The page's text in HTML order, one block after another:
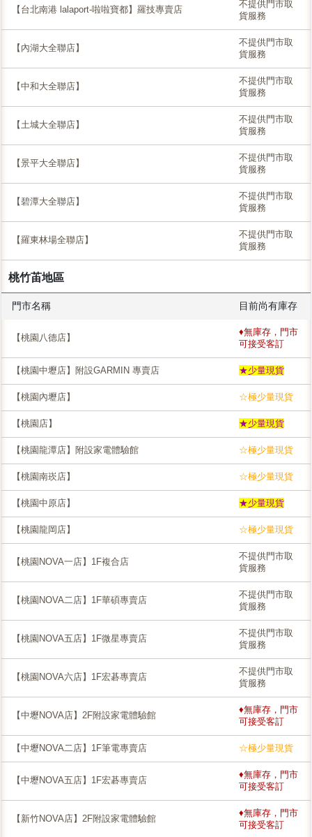
【台北南港 lalaport-啦啦寶都】羅技專賣店
不提供門市取
貨服務
【內湖大全聯店】
不提供門市取
貨服務
【中和大全聯店】
不提供門市取
貨服務
【土城大全聯店】
不提供門市取
貨服務
【景平大全聯店】
不提供門市取
貨服務
【碧潭大全聯店】
不提供門市取
貨服務
【羅東林場全聯店】
不提供門市取
貨服務
桃竹苖地區
門市名稱 目前尚有庫存
【桃園八德店】
♦無庫存，門市
可接受客訂
【桃園中壢店】附設GARMIN 專賣店 ★少量現貨
【桃園內壢店】 ☆極少量現貨
【桃園店】 ★少量現貨
【桃園龍潭店】附設家電體驗館 ☆極少量現貨
【桃園南崁店】 ☆極少量現貨
【桃園中原店】 ★少量現貨
【桃園龍岡店】 ☆極少量現貨
【桃園NOVA一店】1F複合店
不提供門市取
貨服務
【桃園NOVA二店】1F華碩專賣店
不提供門市取
貨服務
【桃園NOVA五店】1F微星專賣店
不提供門市取
貨服務
【桃園NOVA六店】1F宏碁專賣店
不提供門市取
貨服務
【中壢NOVA店】2F附設家電體驗館
♦無庫存，門市
可接受客訂
【中壢NOVA二店】1F筆電專賣店 ☆極少量現貨
【中壢NOVA五店】1F宏碁專賣店
♦無庫存，門市
可接受客訂
【新竹NOVA店】2F附設家電體驗館
♦無庫存，門市
可接受客訂